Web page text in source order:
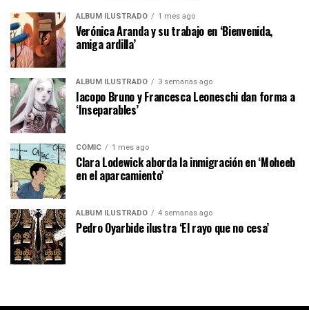
ÁLBUM ILUSTRADO 1 mes ago
Verónica Aranda y su trabajo en ‘Bienvenida,
amiga ardilla’
ÁLBUM ILUSTRADO 3 semanas ago
Iacopo Bruno y Francesca Leoneschi dan forma a
‘Inseparables’
CÓMIC 1 mes ago
Clara Lodewick aborda la inmigración en ‘Moheeb
en el aparcamiento’
ÁLBUM ILUSTRADO 4 semanas ago
Pedro Oyarbide ilustra ‘El rayo que no cesa’